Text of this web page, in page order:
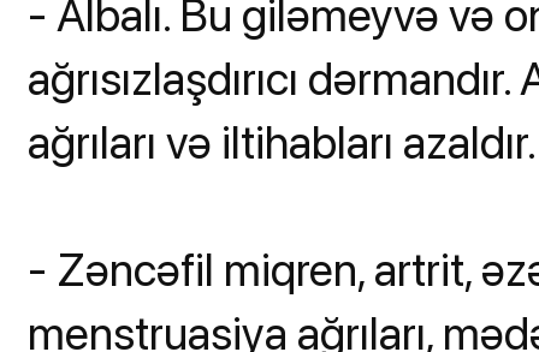
- Albalı. Bu giləmeyvə və
ağrısızlaşdırıcı
ağrıları və iltihabları azaldır.
- Zəncəfil miqren, artrit,
menstruasiya ağrıları,